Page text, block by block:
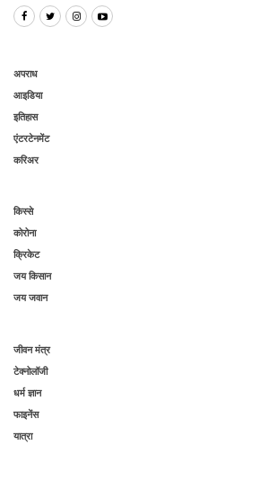
अपराध
आइडिया
इतिहास
एंटरटेनमेंट
करिअर
किस्से
कोरोना
क्रिकेट
जय किसान
जय जवान
जीवन मंत्र
टेक्नोलॉजी
धर्म ज्ञान
फाइनेंस
यात्रा